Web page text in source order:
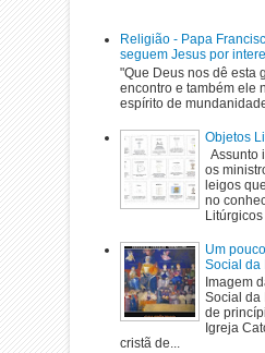
Religião - Papa
seguem Jesus por
"Que Deus nos dê esta
encontro e também ele
espírito de
Objetos
Assunto
os
leigos
no
Um
Social da
Imagem
Social da
de
Igreja
cristã de...